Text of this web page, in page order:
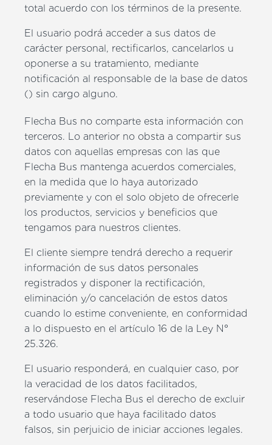
total acuerdo con los términos de la presente.
El usuario podrá acceder a sus datos de
carácter personal, rectificarlos, cancelarlos u
oponerse a su tratamiento, mediante
notificación al responsable de la base de datos
() sin cargo alguno.
Flecha Bus no comparte esta información con
terceros. Lo anterior no obsta a compartir sus
datos con aquellas empresas con las que
Flecha Bus mantenga acuerdos comerciales,
en la medida que lo haya autorizado
previamente y con el solo objeto de ofrecerle
los productos, servicios y beneficios que
tengamos para nuestros clientes.
El cliente siempre tendrá derecho a requerir
información de sus datos personales
registrados y disponer la rectificación,
eliminación y/o cancelación de estos datos
cuando lo estime conveniente, en conformidad
a lo dispuesto en el artículo 16 de la Ley N°
25.326.
El usuario responderá, en cualquier caso, por
la veracidad de los datos facilitados,
reservándose Flecha Bus el derecho de excluir
a todo usuario que haya facilitado datos
falsos, sin perjuicio de iniciar acciones legales.